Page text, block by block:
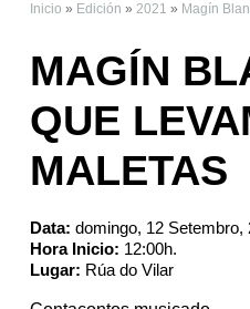
Inicio » Edición »2021 » Magín
MAGÍN
QUE
MALETAS
Data:domingo, 12 Setembro,
Hora Inicio: 12:00h.
Lugar: Rúa do Vilar